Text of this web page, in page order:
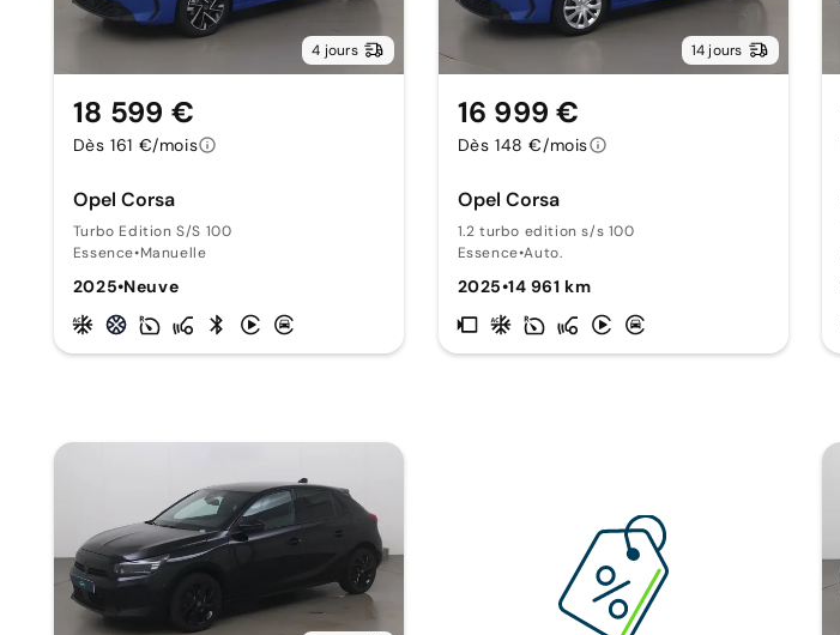
4 jours
Opel Corsa
Turbo Edition S/S 100
Essence•Manuelle
2025•Neuve
18 599 €
Dès 161 €/mois
14 jours
Opel Corsa
1.2 turbo edition s/s 100
Essence•Auto.
2025•14 961 km
16 999 €
Dès 148 €/mois